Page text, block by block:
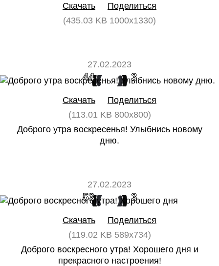
Скачать
Поделиться
(435.03 KB 1000x1330)
27.02.2023
44 3
Скачать
Поделиться
(113.01 KB 800x800)
Доброго утра воскресенья! Улыбнись новому
дню.
27.02.2023
53 3
Скачать
Поделиться
(119.02 KB 589x734)
Доброго воскресного утра! Хорошего дня и
прекрасного настроения!